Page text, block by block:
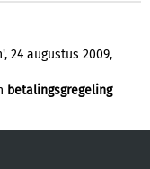
24 augustus 2009,
betalingsgregeling